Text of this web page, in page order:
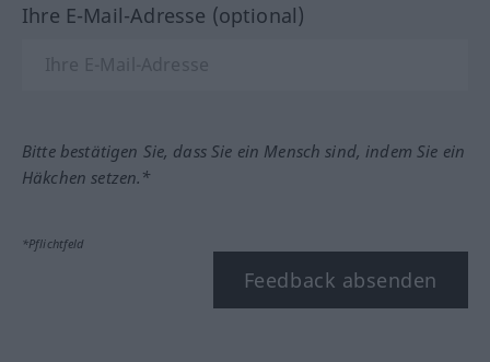
Ihre E-Mail-Adresse (optional)
Bitte bestätigen Sie, dass Sie ein Mensch sind, indem Sie ein
Häkchen setzen.*
*Pflichtfeld
Feedback absenden